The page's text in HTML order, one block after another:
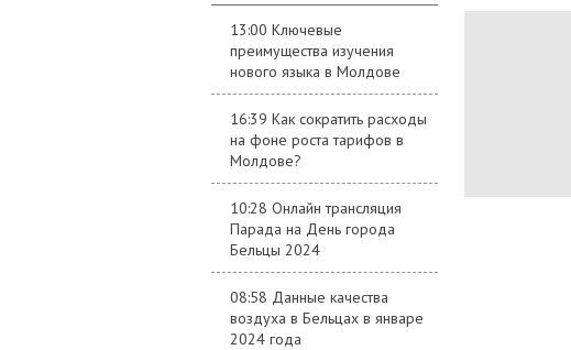
13:00 Ключевые
преимущества изучения
нового языка в Молдове
16:39 Как сократить расходы
на фоне роста тарифов в
Молдове?
10:28 Онлайн трансляция
Парада на День города
Бельцы 2024
08:58 Данные качества
воздуха в Бельцах в январе
2024 года